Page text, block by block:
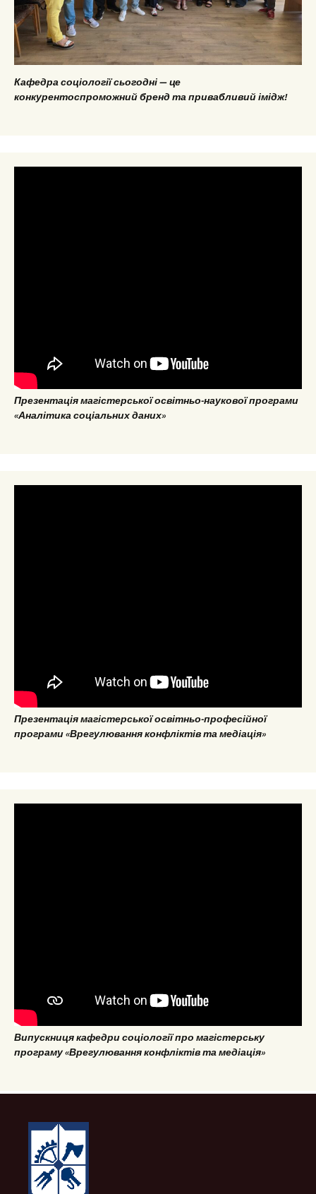
Кафедра соціології сьогодні — це
конкурентоспроможний бренд та привабливий імідж!
Презентація магістерської освітньо-наукової програми
«Аналітика соціальних даних»
Презентація магістерської освітньо-професійної
програми «Врегулювання конфліктів та медіація»
Випускниця кафедри соціології про магістерську
програму «Врегулювання конфліктів та медіація»